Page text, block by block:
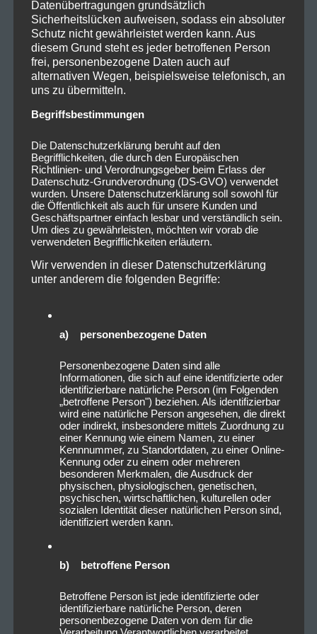
Datenübertragungen grundsätzlich
Sicherheitslücken aufweisen, sodass ein absoluter
Schutz nicht gewährleistet werden kann. Aus
diesem Grund steht es jeder betroffenen Person
frei, personenbezogene Daten auch auf
alternativen Wegen, beispielsweise telefonisch, an
uns zu übermitteln.
Begriffsbestimmungen
Die Datenschutzerklärung beruht auf den
Begrifflichkeiten, die durch den Europäischen
Richtlinien- und Verordnungsgeber beim Erlass der
Datenschutz-Grundverordnung (DS-GVO) verwendet
wurden. Unsere Datenschutzerklärung soll sowohl für
die Öffentlichkeit als auch für unsere Kunden und
Geschäftspartner einfach lesbar und verständlich sein.
Um dies zu gewährleisten, möchten wir vorab die
verwendeten Begrifflichkeiten erläutern.
Wir verwenden in dieser Datenschutzerklärung
unter anderem die folgenden Begriffe:
a) personenbezogene Daten
Personenbezogene Daten sind alle
Informationen, die sich auf eine identifizierte oder
identifizierbare natürliche Person (im Folgenden
„betroffene Person") beziehen. Als identifizierbar
wird eine natürliche Person angesehen, die direkt
oder indirekt, insbesondere mittels Zuordnung zu
einer Kennung wie einem Namen, zu einer
Kennnummer, zu Standortdaten, zu einer Online-
Kennung oder zu einem oder mehreren
besonderen Merkmalen, die Ausdruck der
physischen, physiologischen, genetischen,
psychischen, wirtschaftlichen, kulturellen oder
sozialen Identität dieser natürlichen Person sind,
identifiziert werden kann.
b) betroffene Person
Betroffene Person ist jede identifizierte oder
identifizierbare natürliche Person, deren
personenbezogene Daten von dem für die